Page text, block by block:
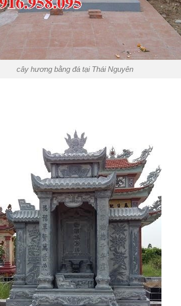
cây hương bằng đá tại Thái Nguyên